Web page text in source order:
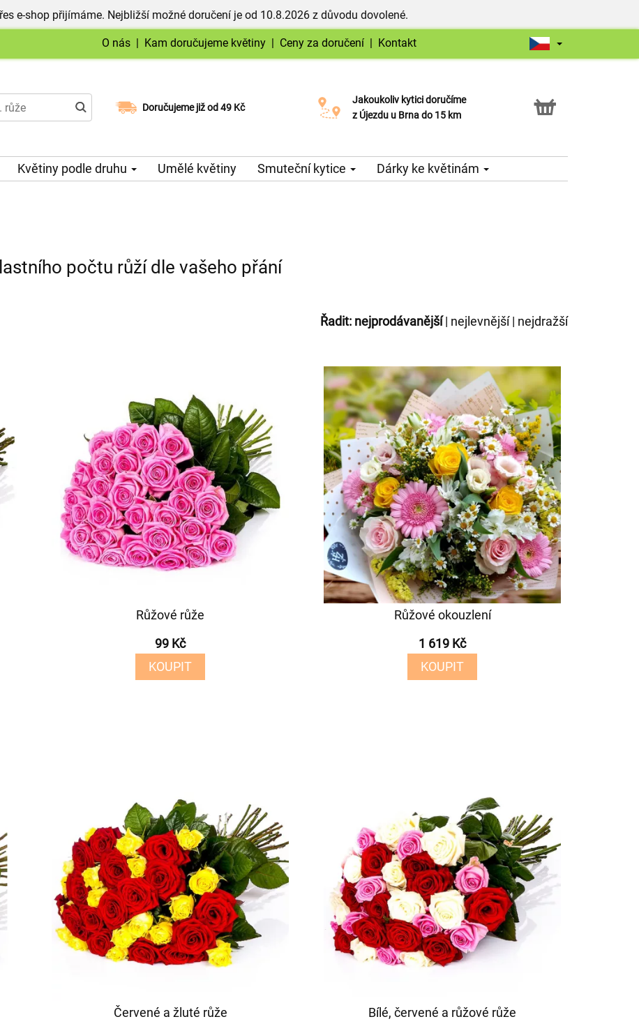
e-shop přijímáme. Nejbližší možné doručení je od 10.8.2026 z důvodu dovolené.
O nás | Kam doručujeme květiny | Ceny za doručení | Kontakt
Doručujeme již od 49 Kč
Možný výběr času a dne doručení
Jakoukoliv kytici doručíme
z Újezdu u Brna do 15 km
Možnost vyzvednout v naší květince
Květiny podle druhu Umělé květiny Smuteční kytice Dárky ke květinám
počtu růží dle vašeho přání
Řadit: nejprodávanější| nejlevnější| nejdražší
Růžové růže
99 Kč
KOUPIT
Růžové okouzlení
1 619 Kč
KOUPIT
Červené a žluté růže
Bílé, červené a růžové růže